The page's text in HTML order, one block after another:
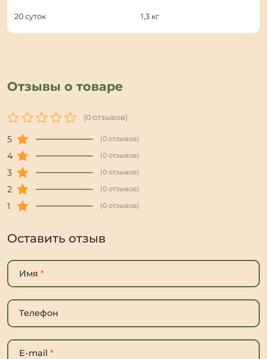
20 суток 1,3 кг
Отзывы о товаре
(0 отзывов)
5 (0 отзывов)
4 (0 отзывов)
3 (0 отзывов)
2 (0 отзывов)
1 (0 отзывов)
Оставить отзыв
Имя *
Телефон
E-mail *